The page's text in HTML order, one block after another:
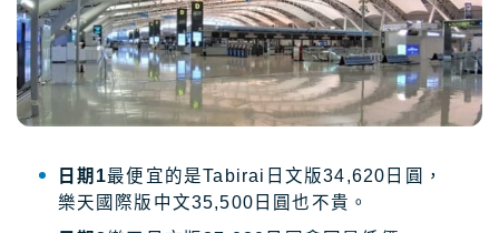
日期1最便宜的是Tabirai日文版34,620日圓，
樂天國際版中文35,500日圓也不貴。